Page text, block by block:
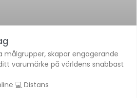
målgrupper, skapar engagerande
varumärke på världens snabbast
💻 Distans